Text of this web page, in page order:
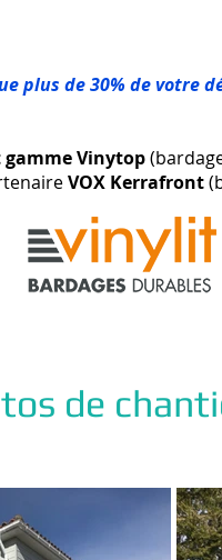
plus de 30% de votre
Vinytop
VOX Kerrafront
de